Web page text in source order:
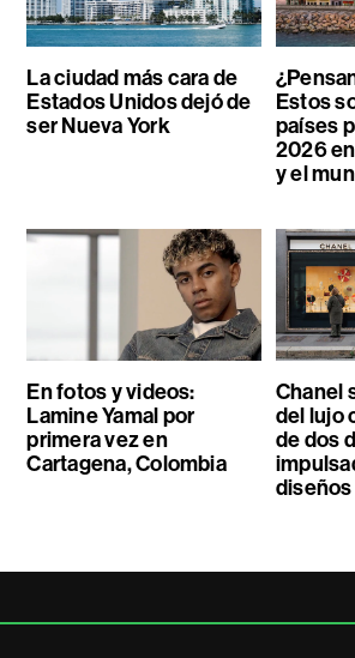
La ciudad más cara de
Estados Unidos dejó de
ser Nueva York
Estos
países
2026
y el
En fotos y videos:
Lamine Yamal por
primera vez en
Cartagena, Colombia
Chanel
del lujo
de dos